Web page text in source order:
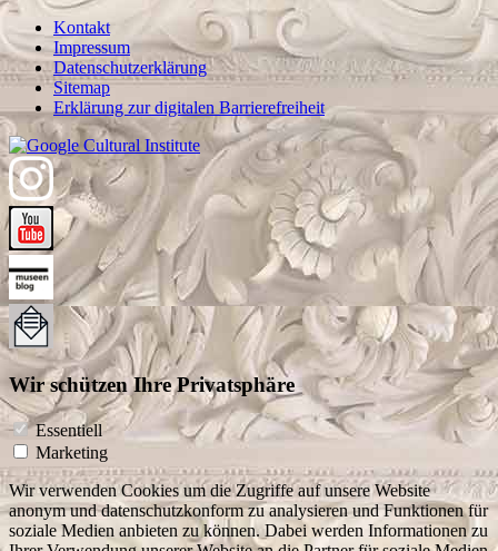
Kontakt
Impressum
Datenschutzerklärung
Sitemap
Erklärung zur digitalen Barrierefreiheit
Wir schützen Ihre Privatsphäre
Essentiell
Marketing
Wir verwenden Cookies um die Zugriffe auf unsere Website
anonym und datenschutzkonform zu analysieren und Funktionen für
soziale Medien anbieten zu können. Dabei werden Informationen zu